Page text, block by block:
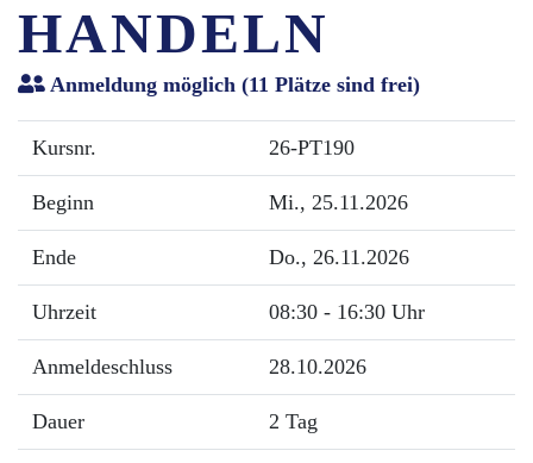
HANDELN
Anmeldung möglich (11 Plätze sind frei)
Kursnr. 26-PT190
Beginn Mi., 25.11.2026
Ende Do., 26.11.2026
Uhrzeit 08:30 - 16:30 Uhr
Anmeldeschluss 28.10.2026
Dauer 2 Tag